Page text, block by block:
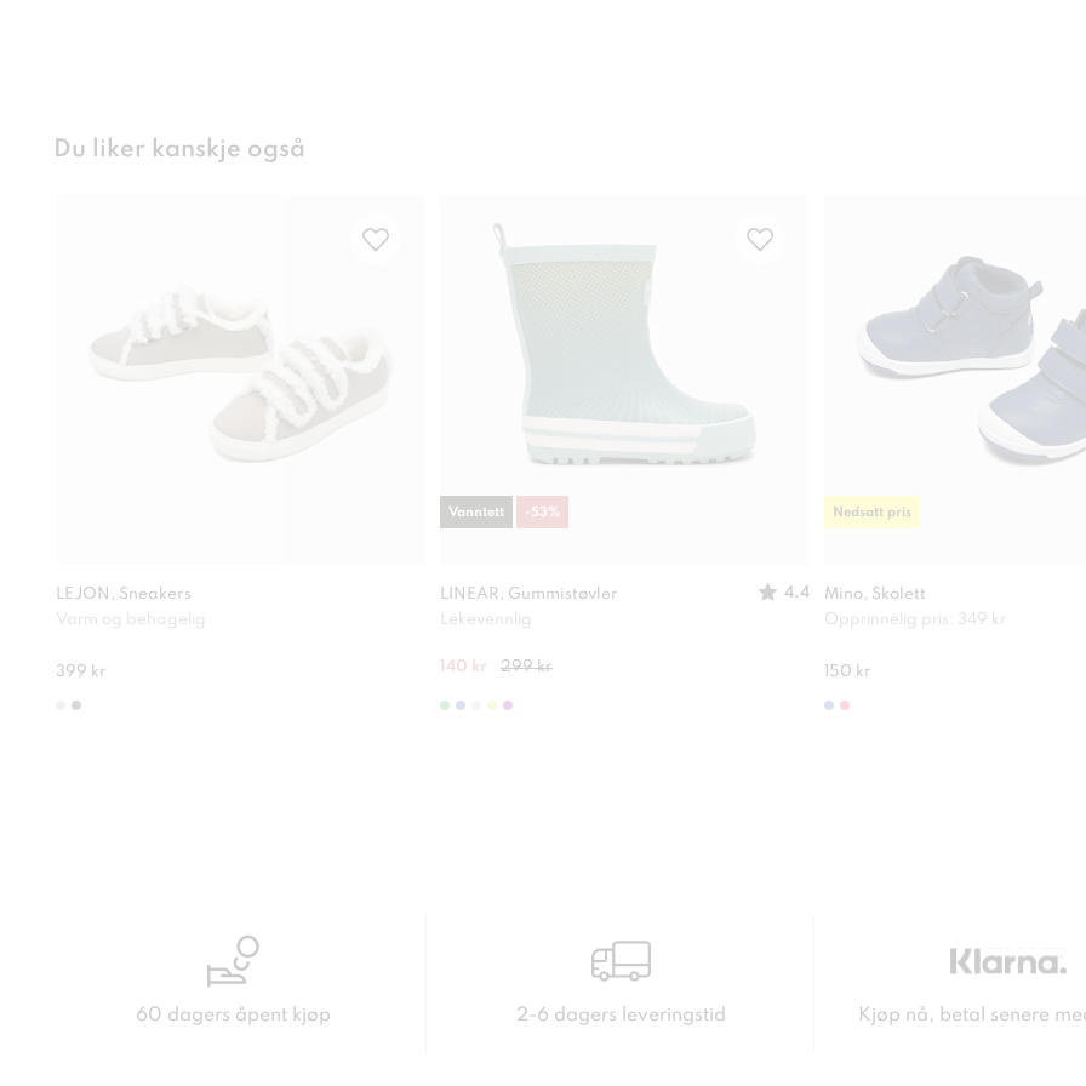
Du liker kanskje også
LEJON, Sneakers
Varm og behagelig
399 kr
LINEAR, Gummistøvler
4.4
Lekevennlig
140 kr 299 kr
Vanntett -53%
Mino, Skolett
Opprinnelig pris: 349 kr
150 kr
Nedsatt pris
60 dagers åpent kjøp 2-6 dagers leveringstid Kjøp nå, betal senere